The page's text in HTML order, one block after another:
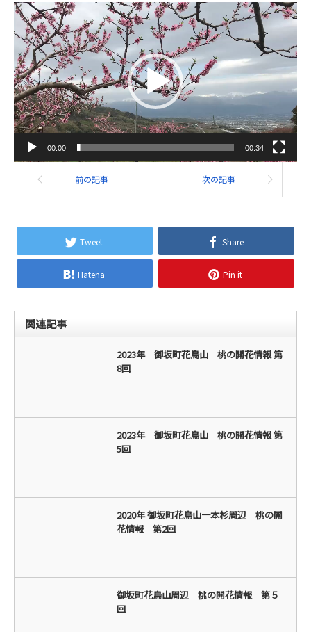
動
画
プ
レ
ー
ヤ
ー
00:00 00:34
前の記事 次の記事
Tweet Share
Hatena Pin it
関連記事
2023年 御坂町花鳥山 桃の開花情報 第
8回
2023年 御坂町花鳥山 桃の開花情報 第
5回
2020年 御坂町花鳥山一本杉周辺 桃の開
花情報 第2回
御坂町花鳥山周辺 桃の開花情報 第５
回